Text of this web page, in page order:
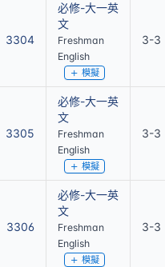
3304
必修-大一英
文
Freshman
English
模擬
3-3
3305
必修-大一英
文
Freshman
English
模擬
3-3
3306
必修-大一英
文
Freshman
English
模擬
3-3